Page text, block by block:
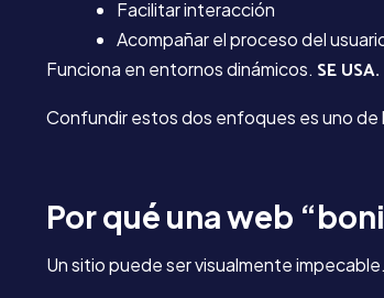
Facilitar interacción
Acompañar el proceso del
Funciona en entornos dinámicos. SE USA.
Confundir estos dos enfoques es uno de
Por qué una web
Un sitio puede ser visualmente